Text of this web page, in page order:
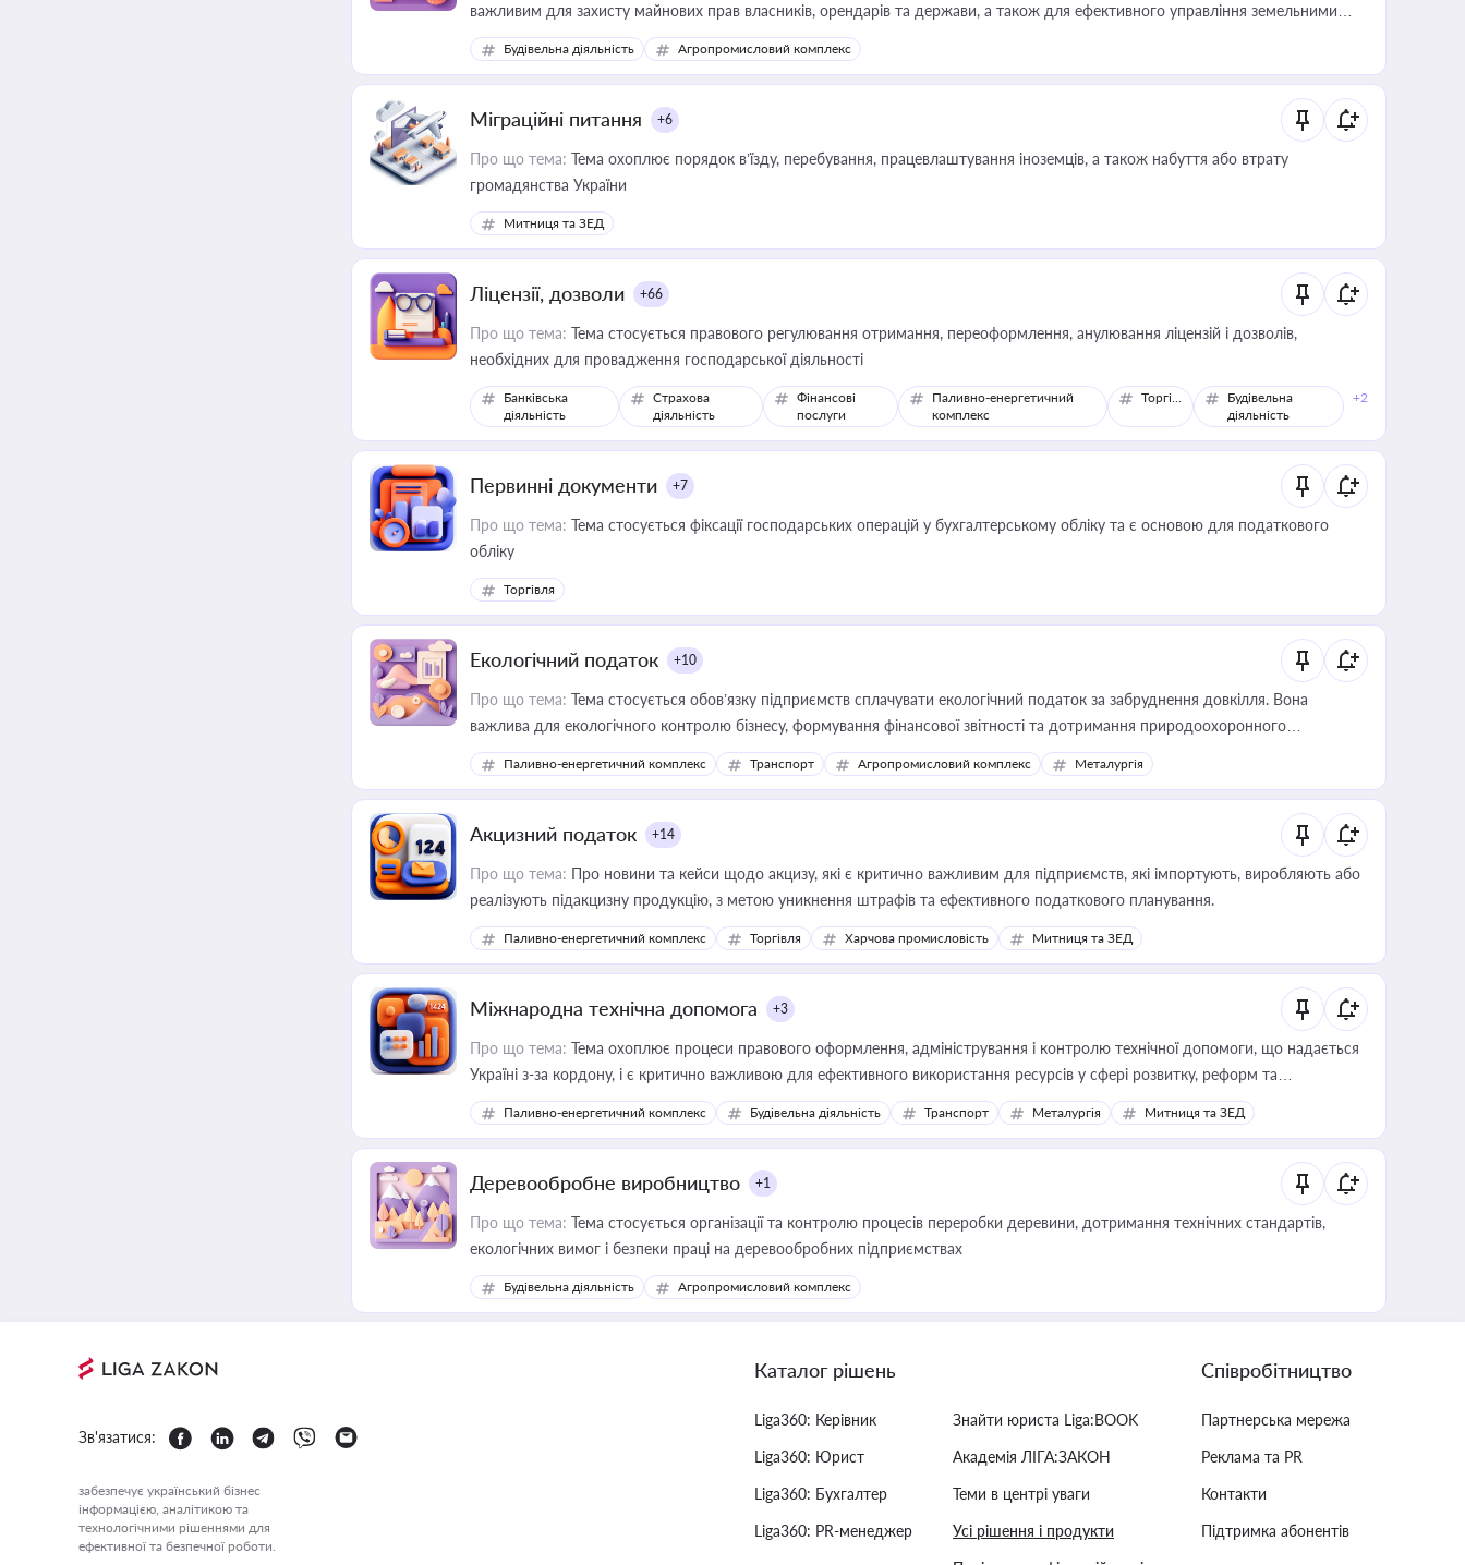
важливим для захисту майнових прав власників, орендарів та держави, а також для ефективного управління земельними
ресурсами
Будівельна діяльність Агропромисловий комплекс
Міграційні питання +6
Про що тема: Тема охоплює порядок в’їзду, перебування, працевлаштування іноземців, а також набуття або втрату
громадянства України
Митниця та ЗЕД
Ліцензії, дозволи +66
Про що тема: Тема стосується правового регулювання отримання, переоформлення, анулювання ліцензій і дозволів,
необхідних для провадження господарської діяльності
Банківська
діяльність
Страхова
діяльність
Фінансові
послуги
Паливно-енергетичний
комплекс
Торгівля
Будівельна
діяльність
+2
Первинні документи +7
Про що тема: Тема стосується фіксації господарських операцій у бухгалтерському обліку та є основою для податкового
обліку
Торгівля
Екологічний податок +10
Про що тема: Тема стосується обов’язку підприємств сплачувати екологічний податок за забруднення довкілля. Вона
важлива для екологічного контролю бізнесу, формування фінансової звітності та дотримання природоохоронного
законодавства
Паливно-енергетичний комплекс Транспорт Агропромисловий комплекс Металургія
Акцизний податок +14
Про що тема: Про новини та кейси щодо акцизу, які є критично важливим для підприємств, які імпортують, виробляють або
реалізують підакцизну продукцію, з метою уникнення штрафів та ефективного податкового планування.
Паливно-енергетичний комплекс Торгівля Харчова промисловість Митниця та ЗЕД
Міжнародна технічна допомога +3
Про що тема: Тема охоплює процеси правового оформлення, адміністрування і контролю технічної допомоги, що надається
Україні з-за кордону, і є критично важливою для ефективного використання ресурсів у сфері розвитку, реформ та
інфраструктурних проєктів
Паливно-енергетичний комплекс Будівельна діяльність Транспорт Металургія Митниця та ЗЕД
Деревообробне виробництво +1
Про що тема: Тема стосується організації та контролю процесів переробки деревини, дотримання технічних стандартів,
екологічних вимог і безпеки праці на деревообробних підприємствах
Будівельна діяльність Агропромисловий комплекс
Зв'язатися:
забезпечує український бізнес
інформацією, аналітикою та
технологічними рішеннями для
ефективної та безпечної роботи.
Каталог рішень
Liga360: Керівник
Liga360: Юрист
Liga360: Бухгалтер
Liga360: PR-менеджер
Знайти юриста Liga:BOOK
Академія ЛІГА:ЗАКОН
Теми в центрі уваги
Усі рішення і продукти
Співробітництво
Партнерська мережа
Реклама та PR
Контакти
Підтримка абонентів